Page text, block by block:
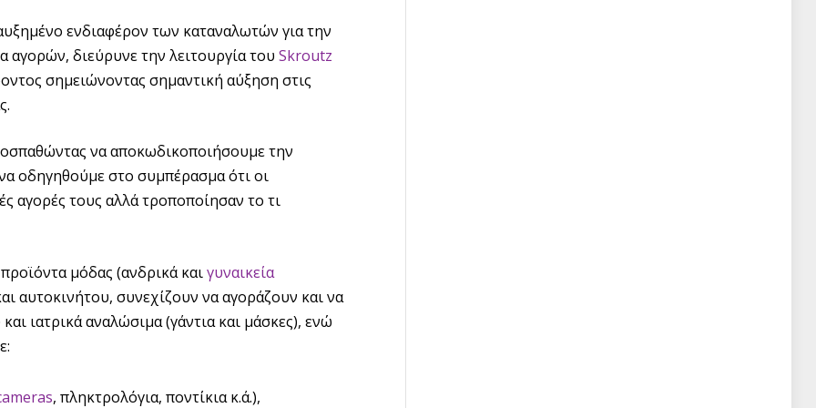
ενδιαφέρον των καταναλωτών για την
αγορών, διεύρυνε την λειτουργία του Skroutz
σημειώνοντας σημαντική αύξηση στις
να αποκωδικοποιήσουμε την
οδηγηθούμε στο συμπέρασμα ότι οι
αγορές τους αλλά τροποποίησαν το τι
μόδας (ανδρικά καιγυναικεία
αυτοκινήτου, συνεχίζουν να αγοράζουν και να
ιατρικά αναλώσιμα (γάντια και μάσκες), ενώ
, πληκτρολόγια, ποντίκια κ.ά.),